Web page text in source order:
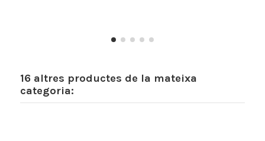
16 altres productes de la mateixa
categoria: